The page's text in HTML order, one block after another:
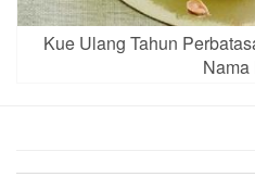
Kue Ulang Tahun
Nama